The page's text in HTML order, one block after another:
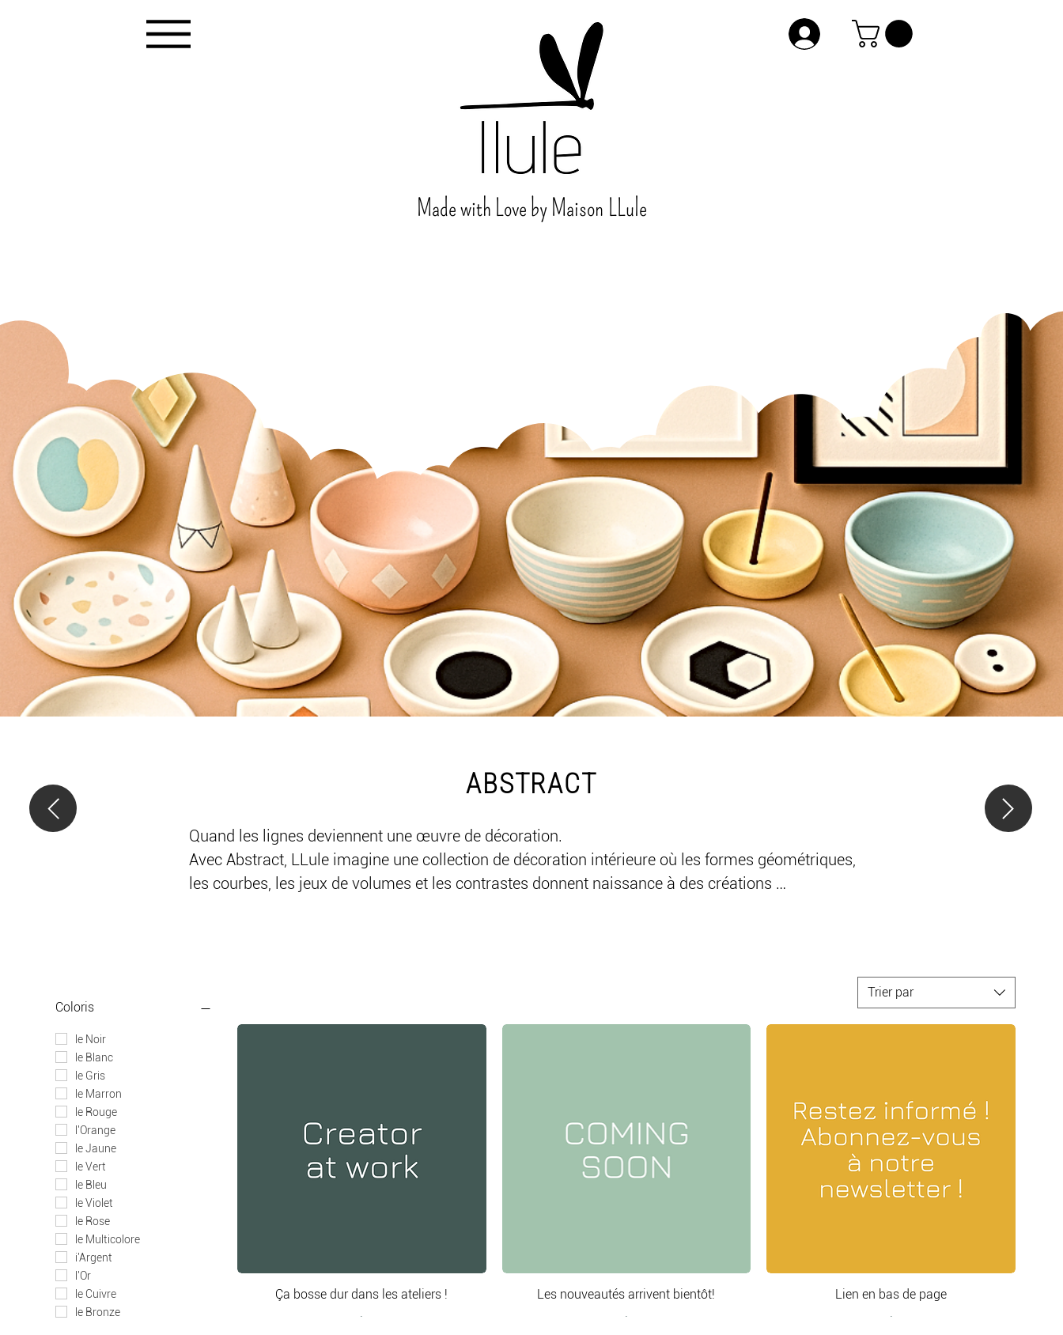
Made with Love by Maison LLule
ABSTRACT
Quand les lignes deviennent une œuvre de décoration.
Avec Abstract, LLule imagine une collection de décoration intérieure où les formes géométriques,
les courbes, les jeux de volumes et les contrastes donnent naissance à des créations
Objets déco, décorations murales, vide-poches, petits rangements et accessoires décoratifs jouent
Chaque création trouve naturellement sa place dans un salon, une chambre, une entrée ou un
Fabriquée en France avec soin, la collection Abstract associe créativité, design et savoir-faire pour
créer des objets de décoration originaux, intemporels et faciles à intégrer dans tous les styles
d'intérieur. Une invitation à composer un univers où l'art s'invite au quotidien.
Coloris
le Noir
le Blanc
le Gris
le Marron
le Rouge
l'Orange
le Jaune
le Vert
le Bleu
le Violet
le Rose
le Multicolore
i'Argent
l'Or
le Cuivre
le Bronze
Trier par
Ça bosse dur dans les ateliers !
Les nouveautés arrivent bientôt!
Lien en bas de page